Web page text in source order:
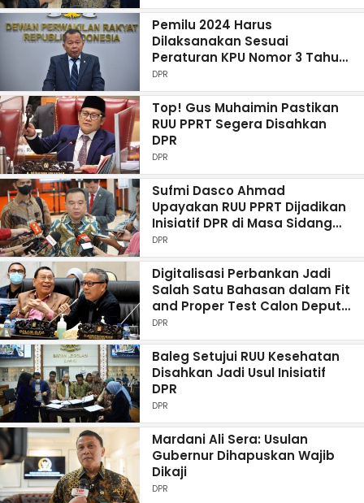
Pemilu 2024 Harus
Dilaksanakan Sesuai
Peraturan KPU Nomor 3 Tahun
2022
DPR
Top! Gus Muhaimin Pastikan
RUU PPRT Segera Disahkan
DPR
DPR
Sufmi Dasco Ahmad
Upayakan RUU PPRT Dijadikan
Inisiatif DPR di Masa Sidang
Selanjutnya
DPR
Digitalisasi Perbankan Jadi
Salah Satu Bahasan dalam Fit
and Proper Test Calon Deputi
Gubernur BI
DPR
Baleg Setujui RUU Kesehatan
Disahkan Jadi Usul Inisiatif
DPR
DPR
Mardani Ali Sera: Usulan
Gubernur Dihapuskan Wajib
Dikaji
DPR